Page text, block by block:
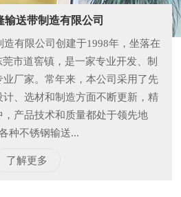
输送带制造有限公司
造有限公司创建于1998年，坐落在
市道窖镇，是一家专业开发、制
厂家。常年来，本公司采用了先
、选材和制造方面不断更新，精
产品技术和质量都处于领先地
种不锈钢输送...
了解更多